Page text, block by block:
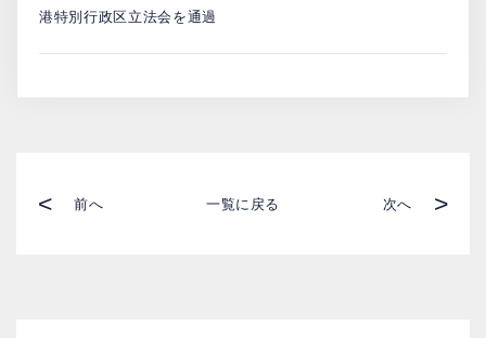
港特別行政区立法会を通過
< 前へ 一覧に戻る 次へ >